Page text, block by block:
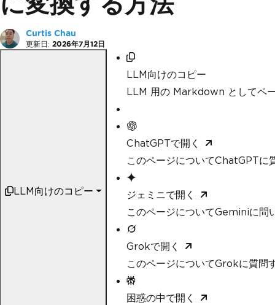
Curtis Chau
更新日: 2026年7月12日
LLM向けのコピー
LLM向けのコピー
LLM 用の Markdown としてペ
ChatGPTで開く
このページについてChatGPTに
ジェミニで開く
このページについてGeminiに問
Grokで開く
このページについてGrokに質問
困惑の中で開く